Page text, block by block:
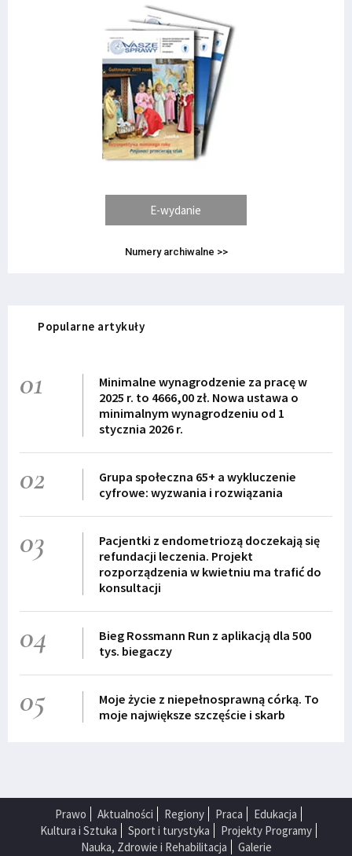
E-wydanie
Numery archiwalne >>
Popularne artykuły
01
Minimalne wynagrodzenie za pracę w
2025 r. to 4666,00 zł. Nowa ustawa o
minimalnym wynagrodzeniu od 1
stycznia 2026 r.
02
Grupa społeczna 65+ a wykluczenie
cyfrowe: wyzwania i rozwiązania
03
Pacjentki z endometriozą doczekają się
refundacji leczenia. Projekt
rozporządzenia w kwietniu ma trafić do
konsultacji
04
Bieg Rossmann Run z aplikacją dla 500
tys. biegaczy
05
Moje życie z niepełnosprawną córką. To
moje największe szczęście i skarb
Prawo Aktualności Regiony Praca
Edukacja
Kultura i Sztuka
Sport i turystyka
Projekty Programy
Nauka, Zdrowie i Rehabilitacja
Galerie